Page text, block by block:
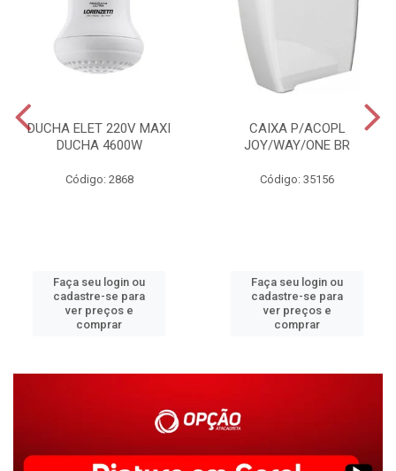
DUCHA ELET 220V MAXI
DUCHA 4600W
Código: 2868
Faça seu login ou
cadastre-se para
ver preços e
comprar
CAIXA P/ACOPL
JOY/WAY/ONE BR
Código: 35156
Faça seu login ou
cadastre-se para
ver preços e
comprar